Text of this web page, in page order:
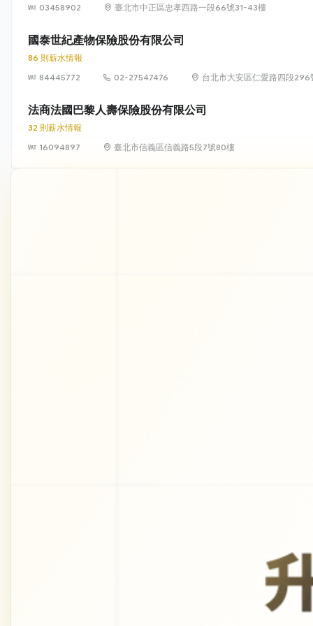
03458902 臺北市中正區忠孝西路一段66號31-43樓
國泰世紀產物保險股份有限公司
86 則薪水情報
84445772
02-27547476 台北市大安區仁愛路四段296
法商法國巴黎人壽保險股份有限公司
32 則薪水情報
16094897
臺北市信義區信義路5段7號80樓